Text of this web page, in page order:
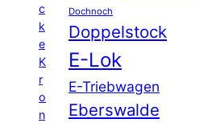
c
k
e
K
r
o
n
Dochnoch
Doppelstock
E-Lok
E-Triebwagen
Eberswalde